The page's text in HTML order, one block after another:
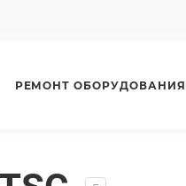
РЕМОНТ ОБОРУДОВАНИЯ